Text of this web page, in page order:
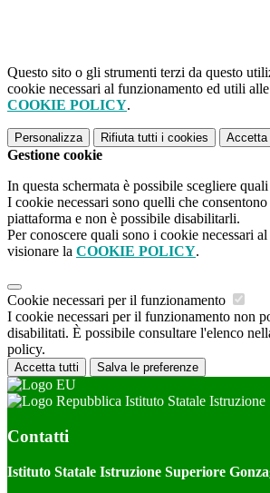
Questo sito o gli strumenti terzi da questo
cookie necessari al funzionamento ed utili
COOKIE POLICY.
Personalizza Rifiuta tutti i cookies Accetta
Gestione cookie
In questa schermata è possibile scegliere
I cookie necessari sono quelli che
piattaforma e non è possibile disabilitarli.
Per conoscere quali sono i cookie necessari
visionare la COOKIE POLICY.
Cookie necessari per il funzionamento
I cookie necessari per il funzionamento non
disabilitati. È possibile consultare l'elenco
policy.
Accetta tutti Salva le preferenze
Istituto Statale Istruzione
Contatti
Istituto Statale Istruzione Superiore